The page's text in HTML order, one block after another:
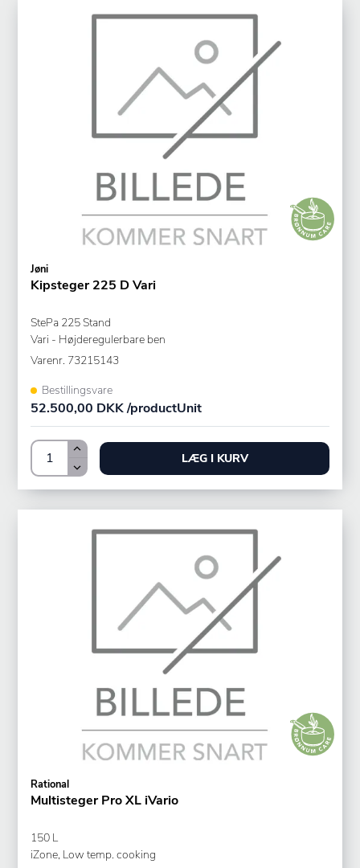
Jøni
Kipsteger 225 D Vari
StePa 225 Stand
Vari - Højderegulerbare ben
Varenr. 73215143
Bestillingsvare
52.500,00 DKK /productUnit
LÆG I KURV
Rational
Multisteger Pro XL iVario
150 L
iZone, Low temp. cooking